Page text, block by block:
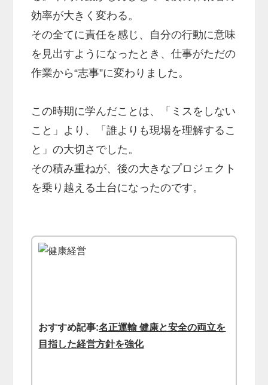
効率が大きく変わる。
その全てに責任を感じ、自分の行動に意味
を見出すようになったとき、仕事がただの
作業から“志事”に変わりました。
この時期に学んだことは、「ミスをしない
こと」より、「誰よりも現場を理解するこ
と」の大切さでした。
その積み重ねが、後の大きなプロジェクト
を乗り越える土台になったのです。
おすすめ記事:名正運輸 健康と安全の両立を
目指した経営方針を強化